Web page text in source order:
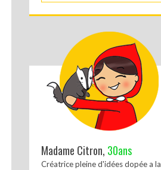
Madame Citron, 30ans
Créatrice pleine d'idées dopée a la